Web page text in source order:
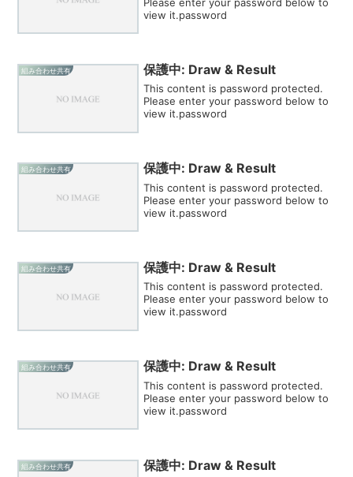
view it.password
組み合わせ共有 保護中: Draw & Result
This content is password protected.
Please enter your password below to
view it.password
組み合わせ共有 保護中: Draw & Result
This content is password protected.
Please enter your password below to
view it.password
組み合わせ共有 保護中: Draw & Result
This content is password protected.
Please enter your password below to
view it.password
組み合わせ共有 保護中: Draw & Result
This content is password protected.
Please enter your password below to
view it.password
組み合わせ共有 保護中: Draw & Result